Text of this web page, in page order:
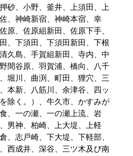
砂、小野、釜井、上須田、上
、神崎新宿、神崎本宿、幸
原、佐原組新田、佐原下手、
、下須田、下須田新田、下根
久島、手賀組新田、寺内、中
間谷原、羽賀浦、橋向、八千
堀川、曲渕、町田、狸穴、三
本新、八筋川、余津谷、四ッ
除く。）、牛久市、かすみが
、一の瀬、一の瀬上流、岩
男神、柏崎、上大堤、上軽
、志戸崎、下大堤、下軽部、
西成井、深谷、三ツ木及び南